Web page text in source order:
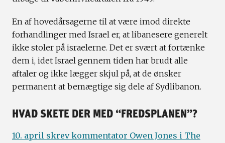
En af hovedårsagerne til at være imod direkte
forhandlinger med Israel er, at libanesere generelt
ikke stoler på israelerne. Det er svært at fortænke
dem i, idet Israel gennem tiden har brudt alle
aftaler og ikke lægger skjul på, at de ønsker
permanent at bemægtige sig dele af Sydlibanon.
HVAD SKETE DER MED “FREDSPLANEN”?
10. april skrev kommentator Owen Jones i The